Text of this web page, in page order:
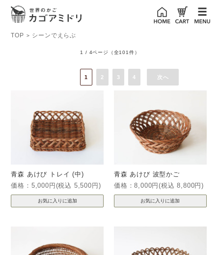
TOP > シーンでえらぶ
1 / 4ページ （全101件）
1 2 3 4 次へ
青森 あけび トレイ (中)
価格：5,000円(税込 5,500円)
青森 あけび 波型かご
価格：8,000円(税込 8,800円)